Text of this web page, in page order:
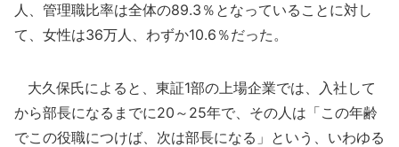
人、管理職比率は全体の89.3％となっていることに対し
て、女性は36万人、わずか10.6％だった。
大久保氏によると、東証1部の上場企業では、入社して
から部長になるまでに20～25年で、その人は「この年齢
でこの役職につけば、次は部長になる」という、いわゆる